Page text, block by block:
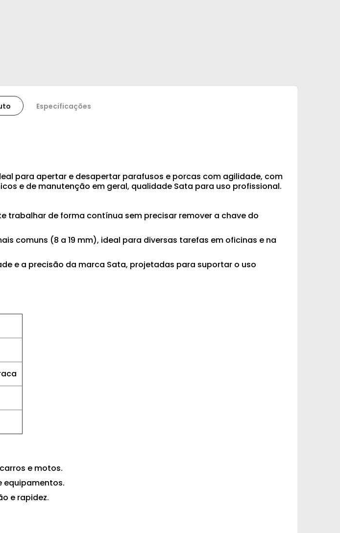
Especificações
para apertar e desapertar parafusos e porcas com agilidade, com
e de manutenção em geral, qualidade Sata para uso profissional.
trabalhar de forma contínua sem precisar remover a chave do
comuns (8 a 19 mm), ideal para diversas tarefas em oficinas e na
e a precisão da marca Sata, projetadas para suportar o uso
e motos.
equipamentos.
e rapidez.